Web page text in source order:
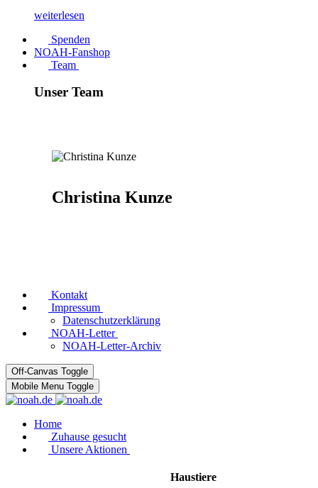
weiterlesen
Spenden
NOAH-Fanshop
Team
Unser Team
Christina Kunze
Kontakt
Impressum
Datenschutzerklärung
NOAH-Letter
NOAH-Letter-Archiv
Off-Canvas Toggle
Mobile Menu Toggle
Home
Zuhause gesucht
Unsere Aktionen
Haustiere